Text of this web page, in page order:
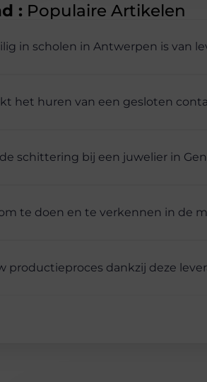
: Populaire Artikelen
in scholen in Antwerpen is van
het huren van een gesloten
schittering bij een juwelier in
te doen en te verkennen in de
productieproces dankzij deze